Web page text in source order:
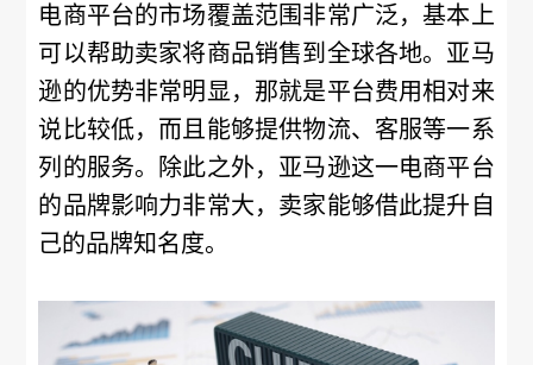
电商平台的市场覆盖范围非常广泛，基本上
可以帮助卖家将商品销售到全球各地。亚马
逊的优势非常明显，那就是平台费用相对来
说比较低，而且能够提供物流、客服等一系
列的服务。除此之外，亚马逊这一电商平台
的品牌影响力非常大，卖家能够借此提升自
己的品牌知名度。